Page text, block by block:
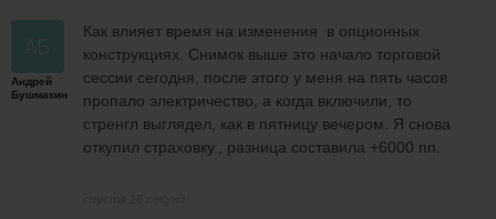
Андрей
Бушмакин
Как влияет время на изменения в опционных
конструкциях. Снимок выше это начало торговой
сессии сегодня, после этого у меня на пять часов
пропало электричество, а когда включили, то
стренгл выглядел, как в пятницу вечером. Я снова
откупил страховку., разница составила +6000 пп.